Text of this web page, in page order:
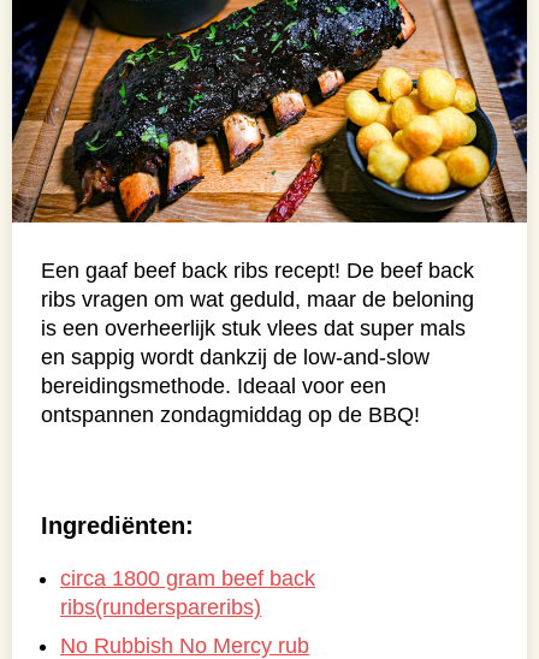
Een gaaf beef back ribs recept! De beef back
ribs vragen om wat geduld, maar de beloning
is een overheerlijk stuk vlees dat super mals
en sappig wordt dankzij de low-and-slow
bereidingsmethode. Ideaal voor een
ontspannen zondagmiddag op de BBQ!
Ingrediënten:
circa 1800 gram beef back
ribs(runderspareribs)
No Rubbish No Mercy rub